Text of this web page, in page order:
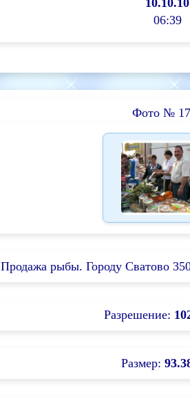
10.10.10
06:39
Фото №
Продажа рыбы. Городу Сватово
Разрешение:
Размер: